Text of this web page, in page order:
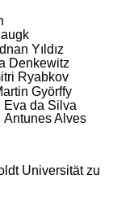
Yıldız
Denkewitz
Ryabkov
Györffy
Eva da Silva
Antunes Alves
Universität zu